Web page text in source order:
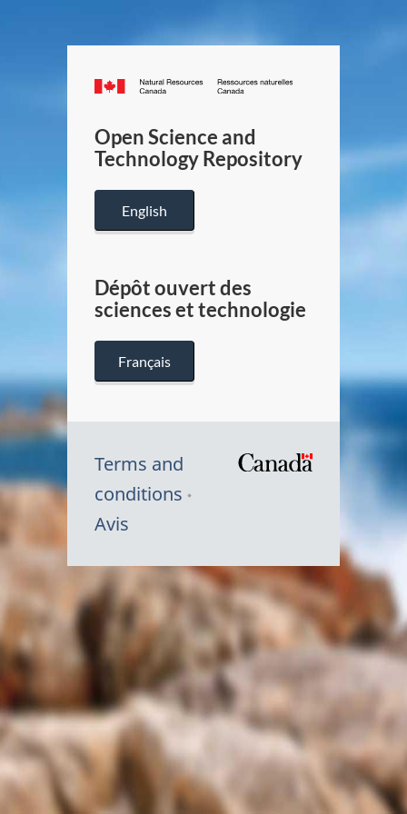
Canada.ca
/
Canada
Open Science and
Technology Repository
English
Dépôt ouvert des
sciences et technologie
Français
Terms and
conditions
Avis
Symbole
du
Canada